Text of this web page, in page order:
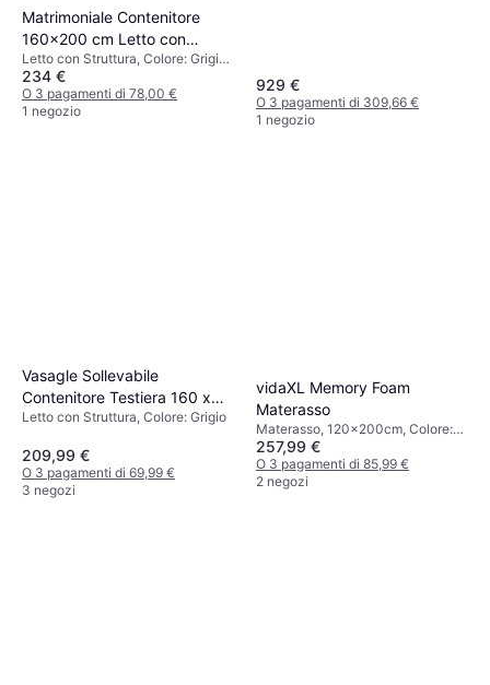
Matrimoniale Contenitore
160x200 cm Letto con
Struttura
Letto con Struttura, Colore: Grigio,
Materiale: Velluto
234 €
O 3 pagamenti di 78,00 €
1 negozio
929 €
O 3 pagamenti di 309,66 €
1 negozio
Vasagle Sollevabile
Contenitore Testiera 160 x
200 cm Letto con Struttura
Letto con Struttura, Colore: Grigio
209,99 €
O 3 pagamenti di 69,99 €
3 negozi
vidaXL Memory Foam
Materasso
Materasso, 120x200cm, Colore:
Bianco, Riempimento: Memory
foam, Poliestere, Spessore
Materasso: 17 cm
257,99 €
O 3 pagamenti di 85,99 €
2 negozi